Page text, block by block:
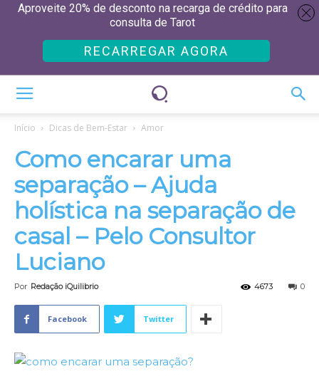
Início Dicas de Bem-Estar Amor
Como encarar uma
separação – Ajuda
holística na separação de
casal – Pelo Consultor
Luciano
Por Redação iQuilibrio 0
4673
Facebook Twitter
Aproveite 20% de desconto na recarga de crédito para
consulta de Tarot
RECARREGAR AGORA